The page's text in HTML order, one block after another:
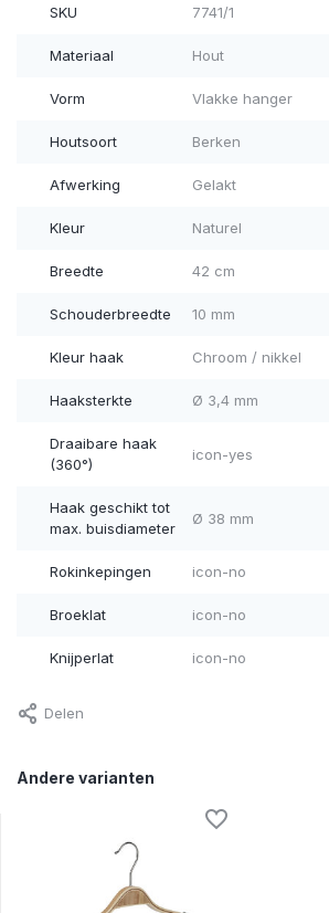
SKU 7741/1
Materiaal Hout
Vorm Vlakke hanger
Houtsoort Berken
Afwerking Gelakt
Kleur Naturel
Breedte 42 cm
Schouderbreedte 10 mm
Kleur haak Chroom / nikkel
Haaksterkte Ø 3,4 mm
Draaibare haak
(360°)
icon-yes
Haak geschikt tot
max. buisdiameter
Ø 38 mm
Rokinkepingen icon-no
Broeklat icon-no
Knijperlat icon-no
Delen
Andere varianten